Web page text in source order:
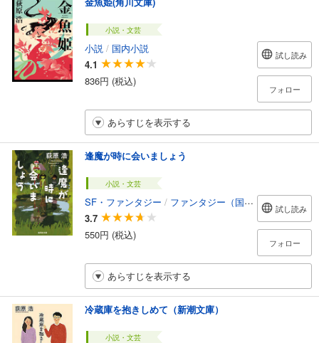
小説・文芸
小説 / 国内小説
4.1
836円 (税込)
試し読み
フォロー
あらすじを表示する
逢魔が時に会いましょう
小説・文芸
SF・ファンタジー / ファンタジー（国内）
3.7
550円 (税込)
試し読み
フォロー
あらすじを表示する
冷蔵庫を抱きしめて（新潮文庫）
小説・文芸